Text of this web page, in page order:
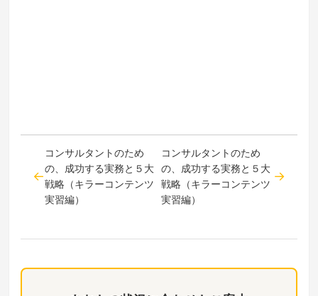
コンサルタントのため
の、成功する実務と５大
戦略（キラーコンテンツ
実習編）
コンサルタントのため
の、成功する実務と５大
戦略（キラーコンテンツ
実習編）